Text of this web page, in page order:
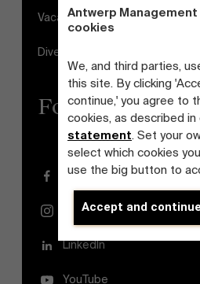
Antwerp
cookies
We, and third parties,
this site. By clicking
continue,' you agree to
cookies, as described in
statement. Set your
select which cookies
use the big button to
Accept and continue
Vacatures
Diversiteits- en Inclusieplan
Follow us
Facebook
Instagram
LinkedIn
YouTube